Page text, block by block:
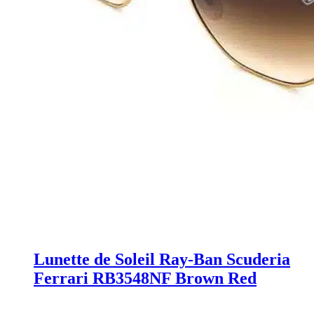
Lunette de Soleil Ray-Ban Scuderia
Ferrari RB3548NF Brown Red